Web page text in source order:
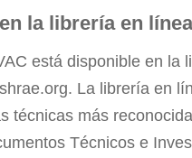
la librería en
está disponible en la
. La librería en
técnicas más
Técnicos e